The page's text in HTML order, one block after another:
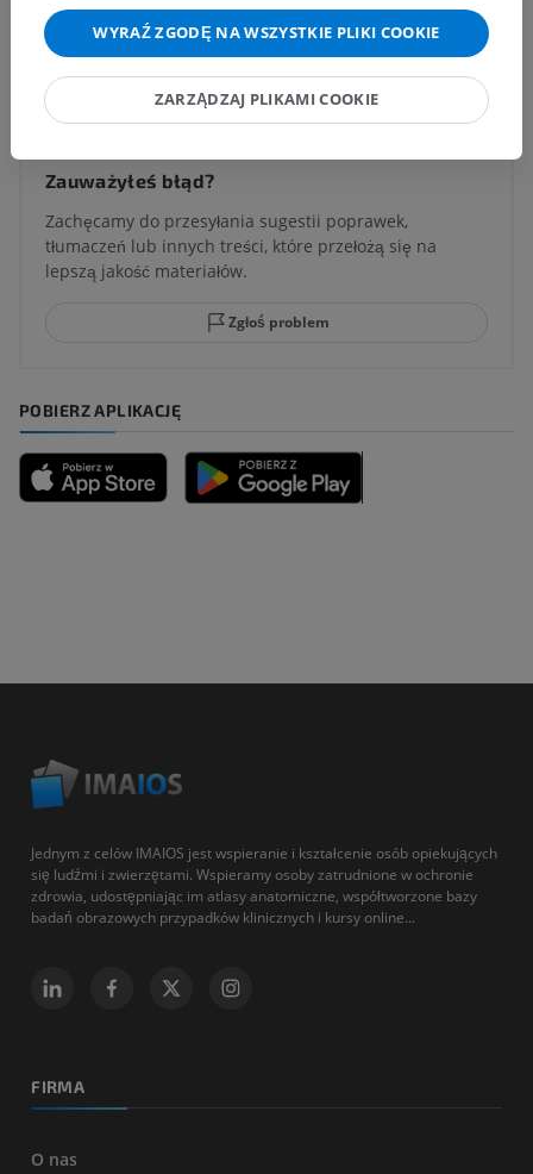
Tłumaczenia
Zauważyłeś błąd?
Zachęcamy do przesyłania sugestii poprawek,
tłumaczeń lub innych treści, które przełożą się na
lepszą jakość materiałów.
Zgłoś problem
POBIERZ APLIKACJĘ
Jednym z celów IMAIOS jest wspieranie i kształcenie osób opiekujących
się ludźmi i zwierzętami. Wspieramy osoby zatrudnione w ochronie
zdrowia, udostępniając im atlasy anatomiczne, współtworzone bazy
badań obrazowych przypadków klinicznych i kursy online...
FIRMA
O nas
WYRAŹ ZGODĘ NA WSZYSTKIE PLIKI COOKIE
ZARZĄDZAJ PLIKAMI COOKIE